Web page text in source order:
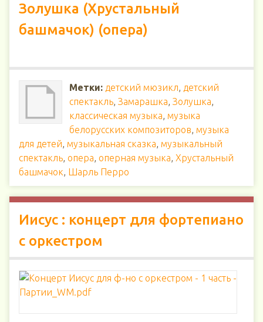
Золушка (Хрустальный
башмачок) (опера)
Метки: детский мюзикл, детский
спектакль, Замарашка, Золушка,
классическая музыка, музыка
белорусских композиторов, музыка
для детей, музыкальная сказка, музыкальный
спектакль, опера, оперная музыка, Хрустальный
башмачок, Шарль Перро
Иисус : концерт для фортепиано
с оркестром